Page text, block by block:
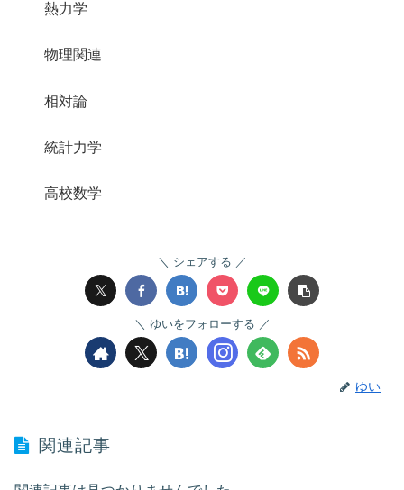
熱力学
物理関連
相対論
統計力学
高校数学
シェアする
ゆいをフォローする
ゆい
関連記事